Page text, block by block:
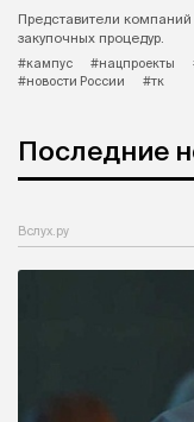
Представители
закупочных процедур.
#кампус
#нацпроекты
#новости России
#тк
Последние
Вслух.ру